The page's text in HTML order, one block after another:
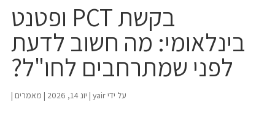
בקשת PCT ופטנט
בינלאומי: מה חשוב לדעת
לפני שמתרחבים לחו"ל?
על ידיyair
| יונ 14, 2026 | מאמרים |